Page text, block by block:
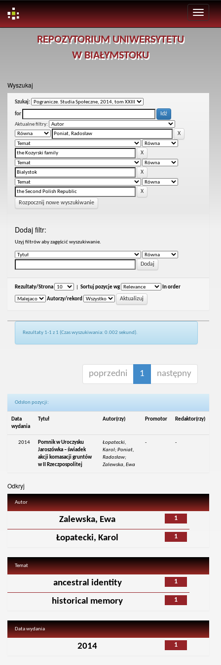
REPOZYTORIUM UNIWERSYTETU
W BIAŁYMSTOKU
Wyszukaj
Szukaj:
for
Aktualne filtry:
Rozpocznij nowe wyszukiwanie
Dodaj filtr:
Uzyj filtrów aby zagęścić wyszukiwanie.
Rezultaty/Strona Sortuj pozycje wg In order
Autorzy/rekord
Rezultaty 1-1 z 1 (Czas wyszukiwania: 0.002 sekund).
poprzedni 1 następny
Odsłon pozycji:
Data
wydania
Tytuł Autor(rzy) Promotor Redaktor(rzy)
2014
Pomnik w Uroczysku
Jaroszówka – świadek
akcji komasacji gruntów
w II Rzeczpospolitej
Łopatecki,
Karol; Poniat,
Radosław;
Zalewska, Ewa
- -
Odkryj
Autor
1
Zalewska, Ewa
1
Łopatecki, Karol
Temat
1
ancestral identity
1
historical memory
Data wydania
1
2014